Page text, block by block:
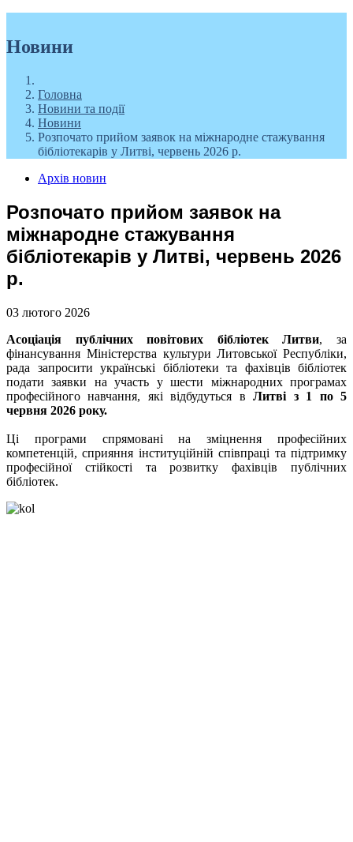
Новини
Головна
Новини та події
Новини
Розпочато прийом заявок на міжнародне стажування
бібліотекарів у Литві, червень 2026 р.
Архів новин
Розпочато прийом заявок на
міжнародне стажування
бібліотекарів у Литві, червень 2026
р.
03 лютого 2026
Асоціація публічних повітових бібліотек Литви, за
фінансування Міністерства культури Литовської Республіки,
рада запросити українські бібліотеки та фахівців бібліотек
подати заявки на участь у шести міжнародних програмах
професійного навчання, які відбудуться вЛитві з 1 по 5
червня 2026 року.
Ці програми спрямовані на зміцнення професійних
компетенцій, сприяння інституційній співпраці та підтримку
професійної стійкості та розвитку фахівців публічних
бібліотек.